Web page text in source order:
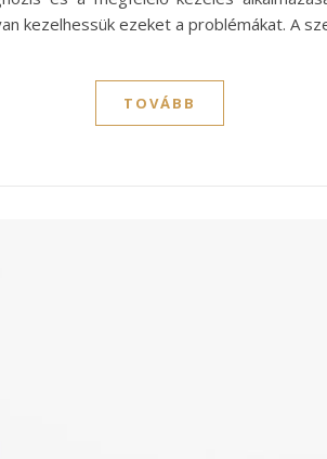
kezelhessük ezeket a problémákat. A
TOVÁBB